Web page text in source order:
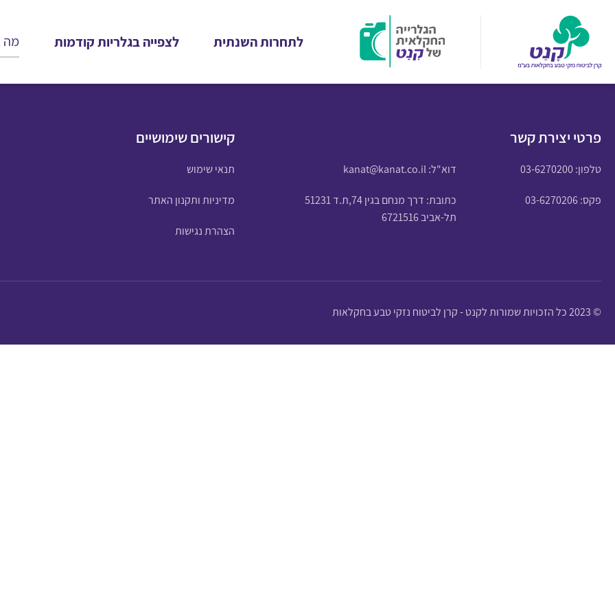
לתחרות השנתית לצפייה בגלריות קודמות
פרטי יצירת קשר
טלפון:03-6270200 דוא"ל:kanat@kanat.co.il
פקס: 03-6270206
כתובת: דרך מנחם בגין 74,ת.ד 51231
תל-אביב 6721516
קישורים שימושיים
תנאי שימוש
מדיניות ותקנון האתר
הצהרת נגישות
© 2023 כל הזכויות שמורות לקנט - קרן לביטוח נזקי טבע בחקלאות